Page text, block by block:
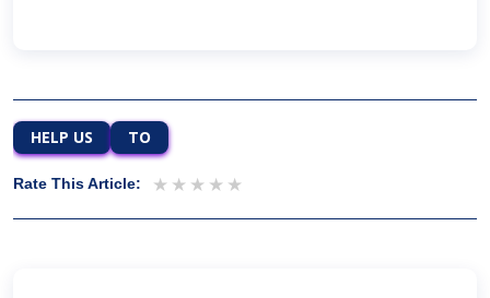
HELP US TO
Rate This Article: 4 stars
3 stars
2 stars
1 star